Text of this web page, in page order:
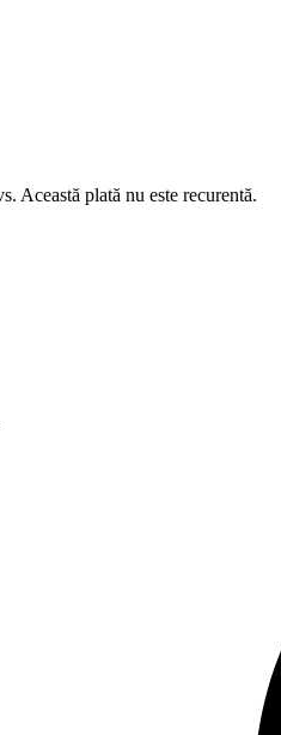
Această plată nu este recurentă.